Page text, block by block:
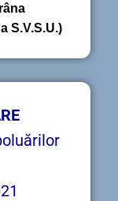
S.V.S.U.)